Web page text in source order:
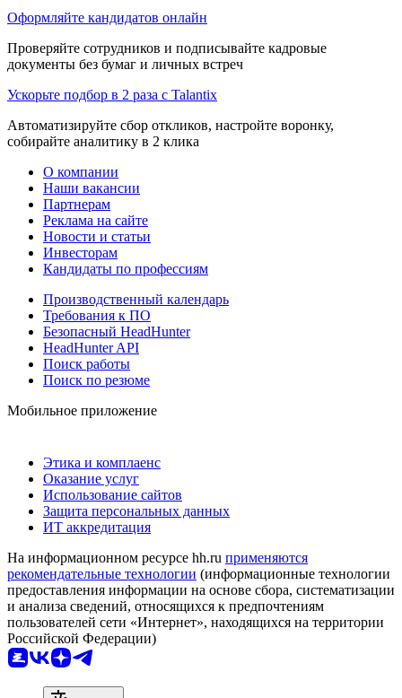
Оформляйте кандидатов онлайн
Проверяйте сотрудников и подписывайте кадровые
документы без бумаг и личных встреч
Ускорьте подбор в 2 раза с Talantix
Автоматизируйте сбор откликов, настройте воронку,
собирайте аналитику в 2 клика
О компании
Наши вакансии
Партнерам
Реклама на сайте
Новости и статьи
Инвесторам
Кандидаты по профессиям
Производственный календарь
Требования к ПО
Безопасный HeadHunter
HeadHunter API
Поиск работы
Поиск по резюме
Мобильное приложение
Этика и комплаенс
Оказание услуг
Использование сайтов
Защита персональных данных
ИТ аккредитация
На информационном ресурсе hh.ru применяются
рекомендательные технологии (информационные технологии
предоставления информации на основе сбора, систематизации
и анализа сведений, относящихся к предпочтениям
пользователей сети «Интернет», находящихся на территории
Российской Федерации)